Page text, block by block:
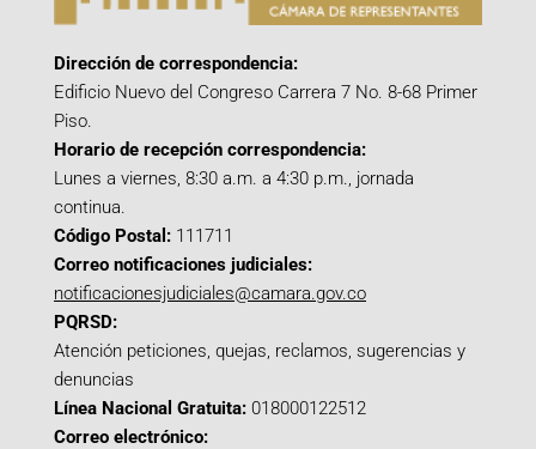
Dirección de correspondencia:
Edificio Nuevo del Congreso Carrera 7 No. 8-68 Primer
Piso.
Horario de recepción correspondencia:
Lunes a viernes, 8:30 a.m. a 4:30 p.m., jornada
continua.
Código Postal: 111711
Correo notificaciones judiciales:
notificacionesjudiciales@camara.gov.co
PQRSD:
Atención peticiones, quejas, reclamos, sugerencias y
denuncias
Línea Nacional Gratuita: 018000122512
Correo electrónico: